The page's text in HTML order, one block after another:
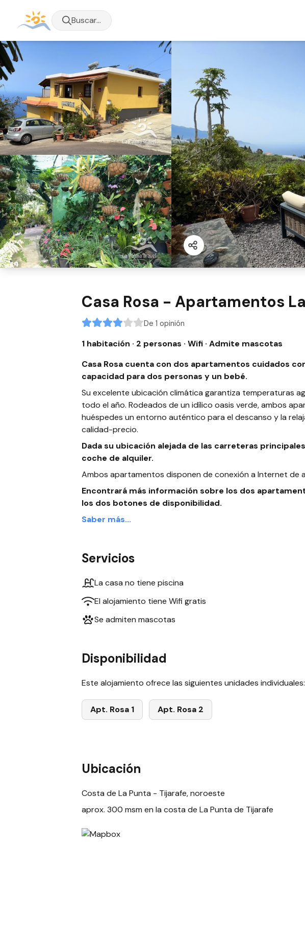
Casa Rosa - Apartamentos
De 1 opinión
1 habitación · 2 personas · Wifi · Admite mascotas
Casa Rosa cuenta con dos apartamentos cuidados
capacidad para dos personas y un bebé.
Su excelente ubicación climática garantiza temperaturas
todo el año. Rodeados de un idílico oasis verde, ambos
huéspedes un entorno auténtico para el descanso y la
calidad-precio.
Dada su ubicación alejada de las carreteras
coche de alquiler.
Ambos apartamentos disponen de conexión a Internet de
Encontrará más información sobre los dos
los dos botones de disponibilidad.
Saber más...
Servicios
La casa no tiene piscina
El alojamiento tiene Wifi gratis
Se admiten mascotas
Disponibilidad
Este alojamiento ofrece las siguientes unidades individuales:
Apt. Rosa 1 Apt. Rosa 2
Ubicación
Costa de La Punta - Tijarafe, noroeste
aprox. 300 msm en la costa de La Punta de Tijarafe
Buscar...